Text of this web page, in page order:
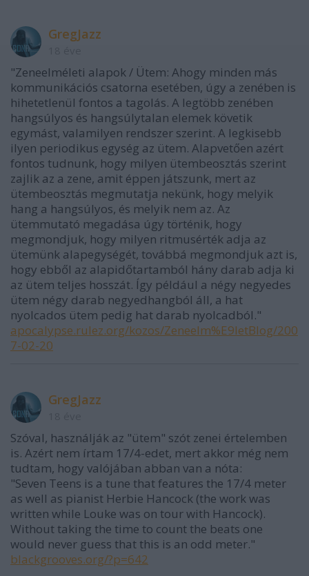
GregJazz
"Zeneelméleti alapok / Ütem: Ahogy minden más
kommunikációs csatorna esetében, úgy a zenében is
hihetetlenül fontos a tagolás. A legtöbb zenében
hangsúlyos és hangsúlytalan elemek követik
egymást, valamilyen rendszer szerint. A legkisebb
ilyen periodikus egység az ütem. Alapvetően azért
fontos tudnunk, hogy milyen ütembeosztás szerint
zajlik az a zene, amit éppen játszunk, mert az
ütembeosztás megmutatja nekünk, hogy melyik
hang a hangsúlyos, és melyik nem az. Az
ütemmutató megadása úgy történik, hogy
megmondjuk, hogy milyen ritmusérték adja az
ütemünk alapegységét, továbbá megmondjuk azt is,
hogy ebből az alapidőtartamból hány darab adja ki
az ütem teljes hosszát. Így például a négy negyedes
ütem négy darab negyedhangból áll, a hat
nyolcados ütem pedig hat darab nyolcadból."
apocalypse.rulez.org/kozos/Zeneelm%E9letBlog/200
7-02-20
GregJazz
Szóval, használják az "ütem" szót zenei értelemben
is. Azért nem írtam 17/4-edet, mert akkor még nem
tudtam, hogy valójában abban van a nóta:
"Seven Teens is a tune that features the 17/4 meter
as well as pianist Herbie Hancock (the work was
written while Louke was on tour with Hancock).
Without taking the time to count the beats one
would never guess that this is an odd meter."
blackgrooves.org/?p=642